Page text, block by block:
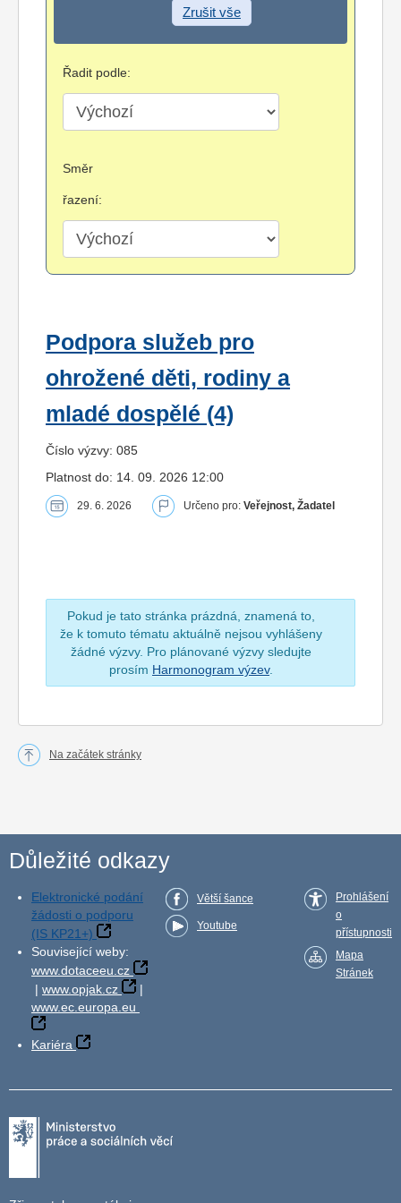
Zrušit vše
Řadit podle:
Směr
řazení:
Podpora služeb pro
ohrožené děti, rodiny a
mladé dospělé (4)
Číslo výzvy: 085
Platnost do: 14. 09. 2026 12:00
29. 6. 2026 Určeno pro: Veřejnost, Žadatel
Pokud je tato stránka prázdná, znamená to,
že k tomuto tématu aktuálně nejsou vyhlášeny
žádné výzvy. Pro plánované výzvy sledujte
prosím Harmonogram výzev.
Na začátek stránky
Důležité odkazy
Elektronické podání
žádosti o podporu
(IS KP21+)
Související weby:
www.dotaceeu.cz
| www.opjak.cz
|
www.ec.europa.eu
Kariéra
Větší šance
Youtube
Prohlášení
o
přístupnosti
Mapa
Stránek